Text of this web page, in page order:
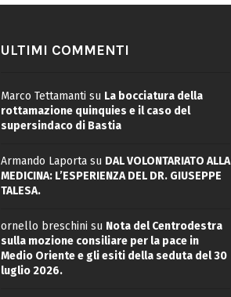
ULTIMI COMMENTI
Marco Tettamanti su La bocciatura della
rottamazione quinquies e il caso del
supersindaco di Bastia
Armando Laportasu DAL VOLONTARIATO ALLA
MEDICINA: L’ESPERIENZA DEL DR. GIUSEPPE
TALESA.
ornello breschini su Nota del Centrodestra
sulla mozione consiliare per la pace in
Medio Oriente e gli esiti della seduta del 30
luglio 2026.